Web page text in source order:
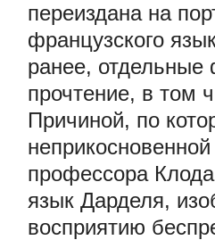
переиздана на
французского
ранее, отдельные
прочтение, в том
Причиной, по
профессора
язык Дарделя,
восприятию